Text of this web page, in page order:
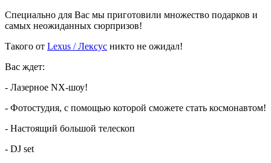
Специально для Вас мы приготовили множество подарков и
самых неожиданных сюрпризов!
Такого от Lexus / Лексус никто не ожидал!
Вас ждет:
- Лазерное NX-шоу!
- Фотостудия, с помощью которой сможете стать космонавтом!
- Настоящий большой телескоп
- DJ set